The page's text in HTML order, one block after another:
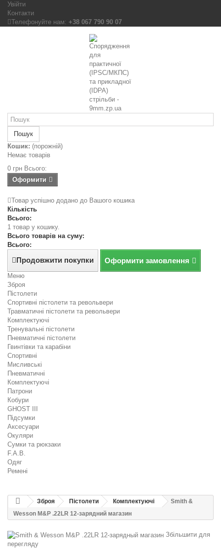
Увійти
Контакти
Телефонуйте нам: +38 067 790 90 07
Пошук
Кошик: (порожній)
Немає товарів
0 грн Всього:
Оформити
Товар успішно додано до Вашого кошика
Кількість
Всього:
1 товар у кошику.
Всього товарів на суму:
Всього:
Продовжити покупки Оформити замовлення
Меню
Зброя
Пістолети
Спортивні пістолети та револьвери
Травматичні пістолети та револьвери
Комплектуючі
Тренувальні пістолети
Пневматичні пістолети
Гвинтівки та карабіни
Спортивні
Мисливські
Пневматичні
Комплектуючі
Патрони
Кобури
GHOST III
Підсумки
Аксесуари
Окуляри
Сумки та рюкзаки
F.A.B.
Одяг
Ремені
Зброя Пістолети Комплектуючі
Smith &
Wesson M&P .22LR 12-зарядний магазин
Збільшити для
перегляду